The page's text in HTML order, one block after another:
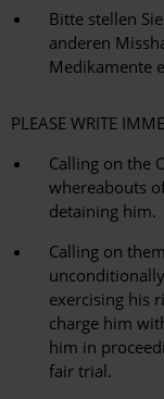
Bitte stellen
anderen
Medikamente
PLEASE WRITE
Calling on the
whereabouts
detaining him.
Calling on
exercising his
charge him
him in
fair trial.